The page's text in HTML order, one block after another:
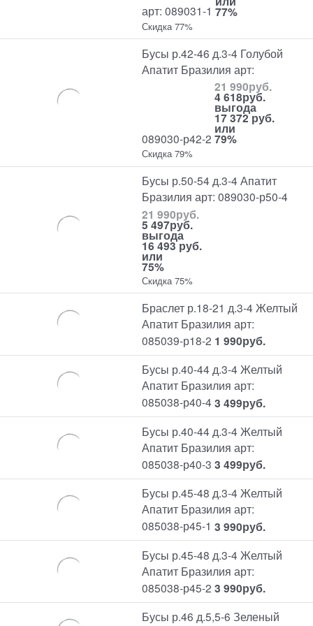
арт: 089031-1 77%
Скидка 77%
Бусы р.42-46 д.3-4 Голубой
Апатит Бразилия арт:
089030-р42-2
21 990руб.
4 618руб.
выгода
17 372 руб.
или
79%
Скидка 79%
Бусы р.50-54 д.3-4 Апатит
Бразилия арт: 089030-р50-4
21 990руб.
5 497руб.
выгода
16 493 руб.
или
75%
Скидка 75%
Браслет р.18-21 д.3-4 Желтый
Апатит Бразилия арт:
085039-р18-2 1 990руб.
Бусы р.40-44 д.3-4 Желтый
Апатит Бразилия арт:
085038-р40-4 3 499руб.
Бусы р.40-44 д.3-4 Желтый
Апатит Бразилия арт:
085038-р40-3 3 499руб.
Бусы р.45-48 д.3-4 Желтый
Апатит Бразилия арт:
085038-р45-1 3 990руб.
Бусы р.45-48 д.3-4 Желтый
Апатит Бразилия арт:
085038-р45-2 3 990руб.
Бусы р.46 д.5,5-6 Зеленый